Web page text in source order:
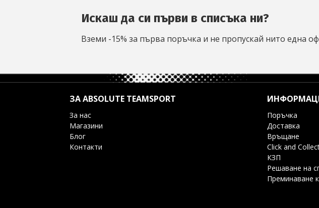
Искаш да си първи в списъка ни?
Вземи -15% за първа поръчка и не пропускай нито една
ЗА ABSOLUTE TEAMSPORT
За нас
Магазини
Блог
Контакти
Поръчка
Доставка
Връщане
Click and
КЗП
Решаване на
Преминаване